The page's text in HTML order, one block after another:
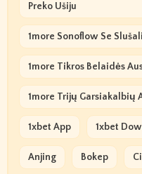
Preko Ušiju
1more Sonoflow Se
1more Tikros Belaidės
1more Trijų Garsiakalbių
1xbet App 1xbet
Anjing Bokep